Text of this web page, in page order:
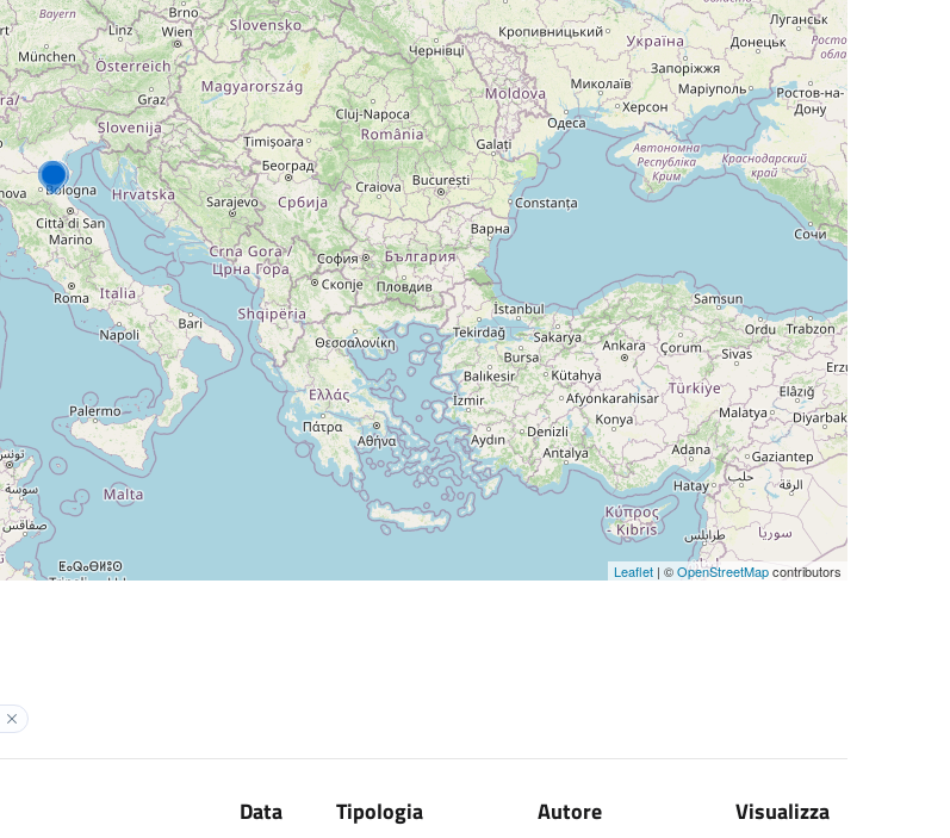
Leaflet | ©OpenStreetMapcontributors
Elimina label
Data Tipologia Autore Visualizza